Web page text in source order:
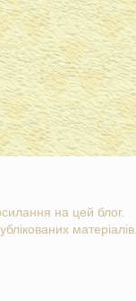
на цей блог.
матеріалів..